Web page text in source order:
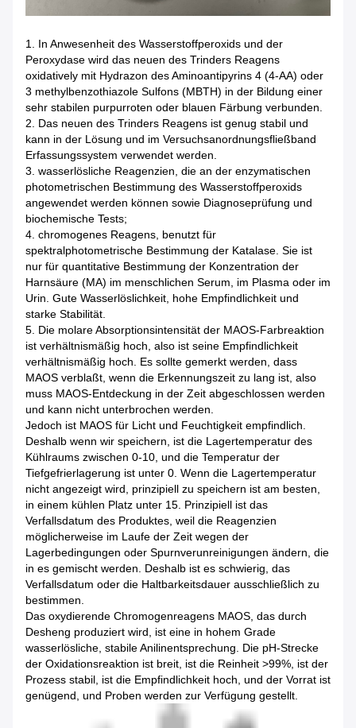
1. In Anwesenheit des Wasserstoffperoxids und der
Peroxydase wird das neuen des Trinders Reagens
oxidatively mit Hydrazon des Aminoantipyrins 4 (4-AA) oder
3 methylbenzothiazole Sulfons (MBTH) in der Bildung einer
sehr stabilen purpurroten oder blauen Färbung verbunden.
2. Das neuen des Trinders Reagens ist genug stabil und
kann in der Lösung und im Versuchsanordnungsfließband
Erfassungssystem verwendet werden.
3. wasserlösliche Reagenzien, die an der enzymatischen
photometrischen Bestimmung des Wasserstoffperoxids
angewendet werden können sowie Diagnoseprüfung und
biochemische Tests;
4. chromogenes Reagens, benutzt für
spektralphotometrische Bestimmung der Katalase. Sie ist
nur für quantitative Bestimmung der Konzentration der
Harnsäure (MA) im menschlichen Serum, im Plasma oder im
Urin. Gute Wasserlöslichkeit, hohe Empfindlichkeit und
starke Stabilität.
5. Die molare Absorptionsintensität der MAOS-Farbreaktion
ist verhältnismäßig hoch, also ist seine Empfindlichkeit
verhältnismäßig hoch. Es sollte gemerkt werden, dass
MAOS verblaßt, wenn die Erkennungszeit zu lang ist, also
muss MAOS-Entdeckung in der Zeit abgeschlossen werden
und kann nicht unterbrochen werden.
Jedoch ist MAOS für Licht und Feuchtigkeit empfindlich.
Deshalb wenn wir speichern, ist die Lagertemperatur des
Kühlraums zwischen 0-10, und die Temperatur der
Tiefgefrierlagerung ist unter 0. Wenn die Lagertemperatur
nicht angezeigt wird, prinzipiell zu speichern ist am besten,
in einem kühlen Platz unter 15. Prinzipiell ist das
Verfallsdatum des Produktes, weil die Reagenzien
möglicherweise im Laufe der Zeit wegen der
Lagerbedingungen oder Spurnverunreinigungen ändern, die
in es gemischt werden. Deshalb ist es schwierig, das
Verfallsdatum oder die Haltbarkeitsdauer ausschließlich zu
bestimmen.
Das oxydierende Chromogenreagens MAOS, das durch
Desheng produziert wird, ist eine in hohem Grade
wasserlösliche, stabile Anilinentsprechung. Die pH-Strecke
der Oxidationsreaktion ist breit, ist die Reinheit >99%, ist der
Prozess stabil, ist die Empfindlichkeit hoch, und der Vorrat ist
genügend, und Proben werden zur Verfügung gestellt.